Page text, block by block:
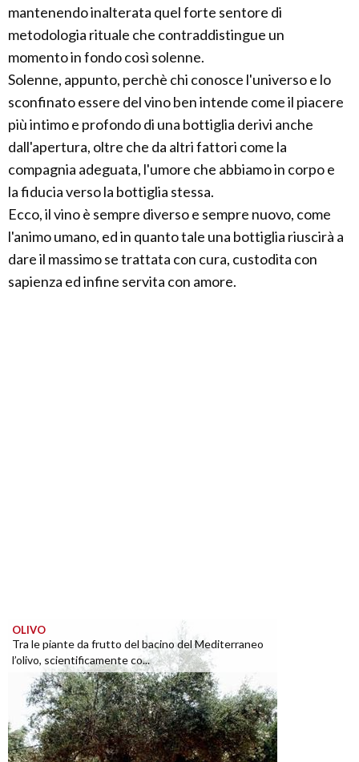
mantenendo inalterata quel forte sentore di
metodologia rituale che contraddistingue un
momento in fondo così solenne.
Solenne, appunto, perchè chi conosce l'universo e lo
sconfinato essere del vino ben intende come il piacere
più intimo e profondo di una bottiglia derivi anche
dall'apertura, oltre che da altri fattori come la
compagnia adeguata, l'umore che abbiamo in corpo e
la fiducia verso la bottiglia stessa.
Ecco, il vino è sempre diverso e sempre nuovo, come
l'animo umano, ed in quanto tale una bottiglia riuscirà a
dare il massimo se trattata con cura, custodita con
sapienza ed infine servita con amore.
OLIVO
Tra le piante da frutto del bacino del Mediterraneo
l’olivo, scientificamente co...